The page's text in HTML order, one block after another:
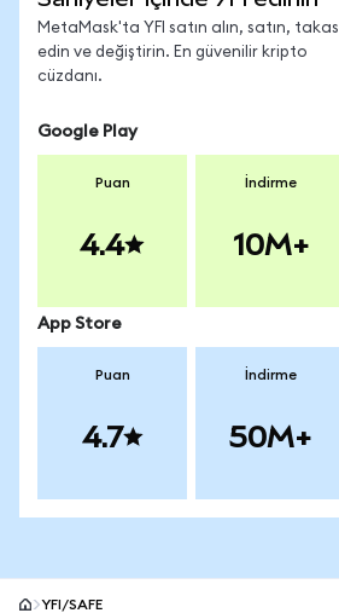
MetaMask'ta YFI satın alın, satın, takas
edin ve değiştirin. En güvenilir kripto
cüzdanı.
Google Play
Puan
4.4
İndirme
10M+
App Store
Puan
4.7
İndirme
50M+
YFI/SAFE